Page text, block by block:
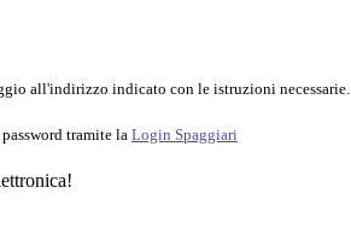
all'indirizzo indicato con le istruzioni necessarie.
tramite la Login Spaggiari